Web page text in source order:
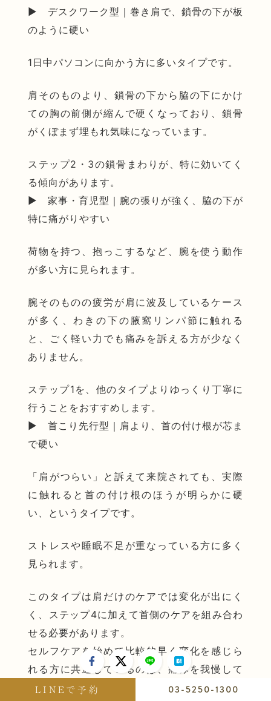
▶ デスクワーク型｜巻き肩で、鎖骨の下が板
のように硬い
1日中パソコンに向かう方に多いタイプです。
肩そのものより、鎖骨の下から脇の下にかけ
ての胸の前側が縮んで硬くなっており、鎖骨
がくぼまず埋もれ気味になっています。
ステップ2・3の鎖骨まわりが、特に効いてく
る傾向があります。
▶ 家事・育児型｜腕の張りが強く、脇の下が
特に痛がりやすい
荷物を持つ、抱っこするなど、腕を使う動作
が多い方に見られます。
腕そのものの疲労が肩に波及しているケース
が多く、わきの下の腋窩リンパ節に触れる
と、ごく軽い力でも痛みを訴える方が少なく
ありません。
ステップ1を、他のタイプよりゆっくり丁寧に
行うことをおすすめします。
▶ 首こり先行型｜肩より、首の付け根が芯ま
で硬い
「肩がつらい」と訴えて来院されても、実際
に触れると首の付け根のほうが明らかに硬
い、というタイプです。
ストレスや睡眠不足が重なっている方に多く
見られます。
このタイプは肩だけのケアでは変化が出にく
く、ステップ4に加えて首側のケアを組み合わ
せる必要があります。
セルフケアを始めて比較的早く変化を感じら
れる方に共通しているのは、痛みを我慢して
強く行うのではなく、弱い力で毎日続けてい
LINEで予約 03-5250-1300